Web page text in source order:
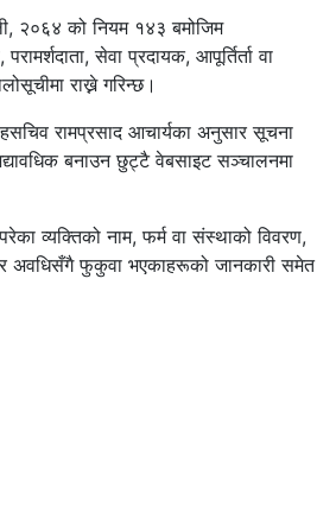
२०६४ को नियम १४३ बमोजिम
सेवा प्रदायक, आपूर्तिर्ता वा
राख्ने गरिन्छ।
रामप्रसाद आचार्यका अनुसार सूचना
बनाउन छुट्टै वेबसाइट सञ्चालनमा
व्यक्तिको नाम, फर्म वा संस्थाको विवरण,
र अवधिसँगै फुकुवा भएकाहरूको जानकारी समेत